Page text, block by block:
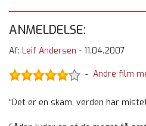
ANMELDELSE:
Af: Leif Andersen - 11.04.2007
- Andre film
"Det er en skam, verden har